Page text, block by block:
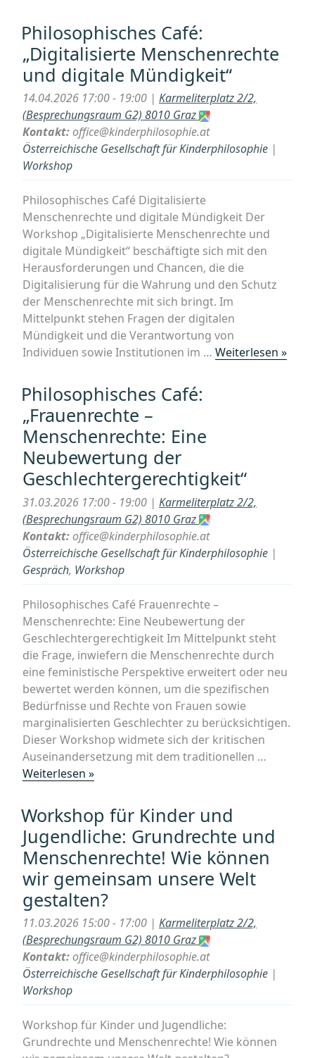
Kinder
und
Jugendliche:
„Wer
ist
Justitia
und
warum
Justitia
blind?““
Philosophisches Café:
„Digitalisierte Menschenrechte
und digitale Mündigkeit“
14.04.2026 17:00 - 19:00 | Karmeliterplatz 2/2,
(Besprechungsraum G2) 8010 Graz
Kontakt:office@kinderphilosophie.at
Österreichische Gesellschaft für Kinderphilosophie |
Workshop
Philosophisches Café Digitalisierte
Menschenrechte und digitale Mündigkeit Der
Workshop „Digitalisierte Menschenrechte und
digitale Mündigkeit“ beschäftigte sich mit den
Herausforderungen und Chancen, die die
Digitalisierung für die Wahrung und den Schutz
der Menschenrechte mit sich bringt. Im
Mittelpunkt stehen Fragen der digitalen
Mündigkeit und die Verantwortung von
Individuen sowie Institutionen im … Weiterlesen »
Philosophisches Café:
„Frauenrechte –
Menschenrechte: Eine
Neubewertung der
Geschlechtergerechtigkeit“
31.03.2026 17:00 - 19:00 | Karmeliterplatz 2/2,
(Besprechungsraum G2) 8010 Graz
Kontakt:office@kinderphilosophie.at
Österreichische Gesellschaft für Kinderphilosophie |
Gespräch, Workshop
Philosophisches Café Frauenrechte –
Menschenrechte: Eine Neubewertung der
Geschlechtergerechtigkeit Im Mittelpunkt steht
die Frage, inwiefern die Menschenrechte durch
eine feministische Perspektive erweitert oder neu
bewertet werden können, um die spezifischen
Bedürfnisse und Rechte von Frauen sowie
marginalisierten Geschlechter zu berücksichtigen.
Dieser Workshop widmete sich der kritischen
Auseinandersetzung mit dem traditionellen …
Weiterlesen »„Philosophisches
„Frauenrechte
–
Menschenrechte:
Eine
Neubewertung
der
Geschlechtergerechtigkeit““
Workshop für Kinder und
Jugendliche: Grundrechte und
Menschenrechte! Wie können
wir gemeinsam unsere Welt
gestalten?
11.03.2026 15:00 - 17:00 | Karmeliterplatz 2/2,
(Besprechungsraum G2) 8010 Graz
Kontakt:office@kinderphilosophie.at
Österreichische Gesellschaft für Kinderphilosophie |
Workshop
Workshop für Kinder und Jugendliche:
Grundrechte und Menschenrechte! Wie können